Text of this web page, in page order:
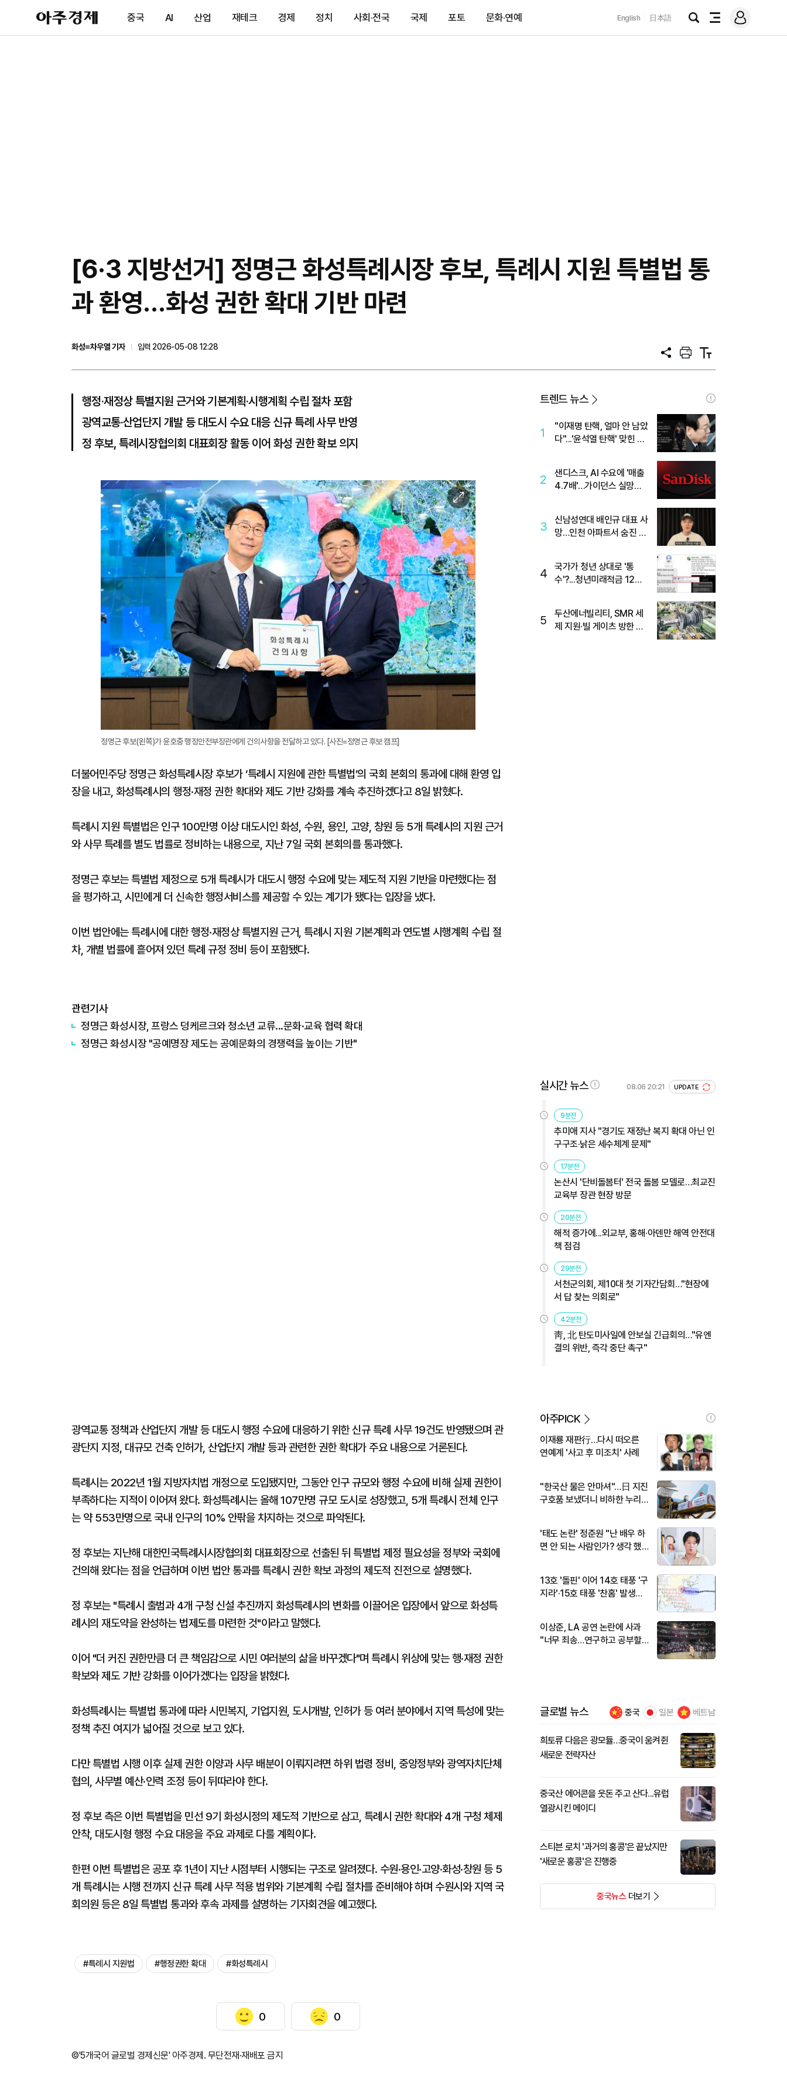
아
주
제
중국 AI 산업 재테크 경제 정치 사회·전국 국제 포토 문화·연예 English 日本語
검
전
메
그
[6·3 지방선거] 정명근 화성특례시장 후보, 특례시 지원 특별법 통
과 환영…화성 권한 확대 기반 마련
화성=차우열 기자
입력 2026-05-08 12:28
공
프
트
텍
트
행정·재정상 특별지원 근거와 기본계획·시행계획 수립 절차 포함
광역교통·산업단지 개발 등 대도시 수요 대응 신규 특례 사무 반영
정 후보, 특례시장협의회 대표회장 활동 이어 화성 권한 확보 의지
이
미
지
확
대
정명근 후보(왼쪽)가 윤호중 행정안전부장관에게 건의사항을 전달하고 있다. [사진=정명근 후보 캠프]
더불어민주당 정명근 화성특례시장 후보가 ‘특례시 지원에 관한 특별법’의 국회 본회의 통과에 대해 환영 입
장을 내고, 화성특례시의 행정·재정 권한 확대와 제도 기반 강화를 계속 추진하겠다고 8일 밝혔다.
특례시 지원 특별법은 인구 100만명 이상 대도시인 화성, 수원, 용인, 고양, 창원 등 5개 특례시의 지원 근거
와 사무 특례를 별도 법률로 정비하는 내용으로, 지난 7일 국회 본회의를 통과했다.
정명근 후보는 특별법 제정으로 5개 특례시가 대도시 행정 수요에 맞는 제도적 지원 기반을 마련했다는 점
을 평가하고, 시민에게 더 신속한 행정서비스를 제공할 수 있는 계기가 됐다는 입장을 냈다.
이번 법안에는 특례시에 대한 행정·재정상 특별지원 근거, 특례시 지원 기본계획과 연도별 시행계획 수립 절
차, 개별 법률에 흩어져 있던 특례 규정 정비 등이 포함됐다.
관련기사
정명근 화성시장, 프랑스 덩케르크와 청소년 교류...문화·교육 협력 확대
정명근 화성시장 "공예명장 제도는 공예문화의 경쟁력을 높이는 기반"
광역교통 정책과 산업단지 개발 등 대도시 행정 수요에 대응하기 위한 신규 특례 사무 19건도 반영됐으며 관
광단지 지정, 대규모 건축 인허가, 산업단지 개발 등과 관련한 권한 확대가 주요 내용으로 거론된다.
특례시는 2022년 1월 지방자치법 개정으로 도입됐지만, 그동안 인구 규모와 행정 수요에 비해 실제 권한이
부족하다는 지적이 이어져 왔다. 화성특례시는 올해 107만명 규모 도시로 성장했고, 5개 특례시 전체 인구
는 약 553만명으로 국내 인구의 10% 안팎을 차지하는 것으로 파악된다.
정 후보는 지난해 대한민국특례시시장협의회 대표회장으로 선출된 뒤 특별법 제정 필요성을 정부와 국회에
건의해 왔다는 점을 언급하며 이번 법안 통과를 특례시 권한 확보 과정의 제도적 진전으로 설명했다.
정 후보는 "특례시 출범과 4개 구청 신설 추진까지 화성특례시의 변화를 이끌어온 입장에서 앞으로 화성특
례시의 재도약을 완성하는 법제도를 마련한 것"이라고 말했다.
이어 "더 커진 권한만큼 더 큰 책임감으로 시민 여러분의 삶을 바꾸겠다"며 특례시 위상에 맞는 행·재정 권한
확보와 제도 기반 강화를 이어가겠다는 입장을 밝혔다.
화성특례시는 특별법 통과에 따라 시민복지, 기업지원, 도시개발, 인허가 등 여러 분야에서 지역 특성에 맞는
정책 추진 여지가 넓어질 것으로 보고 있다.
다만 특별법 시행 이후 실제 권한 이양과 사무 배분이 이뤄지려면 하위 법령 정비, 중앙정부와 광역자치단체
협의, 사무별 예산·인력 조정 등이 뒤따라야 한다.
정 후보 측은 이번 특별법을 민선 9기 화성시정의 제도적 기반으로 삼고, 특례시 권한 확대와 4개 구청 체제
안착, 대도시형 행정 수요 대응을 주요 과제로 다룰 계획이다.
한편 이번 특별법은 공포 후 1년이 지난 시점부터 시행되는 구조로 알려졌다. 수원·용인·고양·화성·창원 등 5
개 특례시는 시행 전까지 신규 특례 사무 적용 범위와 기본계획 수립 절차를 준비해야 하며 수원시와 지역 국
회의원 등은 8일 특별법 통과와 후속 과제를 설명하는 기자회견을 예고했다.
#특례시 지원법 #행정권한 확대 #화성특례시
0 0
©'5개국어 글로벌 경제신문' 아주경제. 무단전재·재배포 금지
트렌드 뉴스
1
"이재명 탄핵, 얼마 안 남았
다"...'윤석열 탄핵' 맞힌 무
2
샌디스크, AI 수요에 '매출
4.7배'…가이던스 실망에
3
신남성연대 배인규 대표 사
망…인천 아파트서 숨진 채
4
국가가 청년 상대로 '통
수'?...청년미래적금 12%
5
두산에너빌리티, SMR 세
제 지원·빌 게이츠 방한 기
실시간 뉴스 08.06 20:21 UPDATE
9분전
추미애 지사 "경기도 재정난 복지 확대 아닌 인
구구조·낡은 세수체계 문제"
17분전
논산시 '단비돌봄터' 전국 돌봄 모델로…최교진
교육부 장관 현장 방문
20분전
해적 증가에...외교부, 홍해·아덴만 해역 안전대
책 점검
29분전
서천군의회, 제10대 첫 기자간담회…"현장에
서 답 찾는 의회로"
42분전
靑, 北 탄도미사일에 안보실 긴급회의…"유엔
결의 위반, 즉각 중단 촉구"
아주PICK
이재룡 재판行…다시 떠오른
연예계 '사고 후 미조치' 사례
"한국산 물은 안마셔"…日 지진
구호품 보냈더니 비하한 누리
'태도 논란' 정준원 "난 배우 하
면 안 되는 사람인가? 생각 했
13호 '돌핀' 이어 14호 태풍 '구
지라'·15호 태풍 '찬홈' 발생…
이상준, LA 공연 논란에 사과
"너무 죄송…연구하고 공부할
글로벌 뉴스 중국 일본 베트남
희토류 다음은 광모듈…중국이 움켜쥔
새로운 전략자산
중국산 에어콘을 웃돈 주고 산다...유럽
열광시킨 메이디
스티븐 로치 '과거의 홍콩'은 끝났지만
'새로운 홍콩'은 진행중
중국뉴스더보기